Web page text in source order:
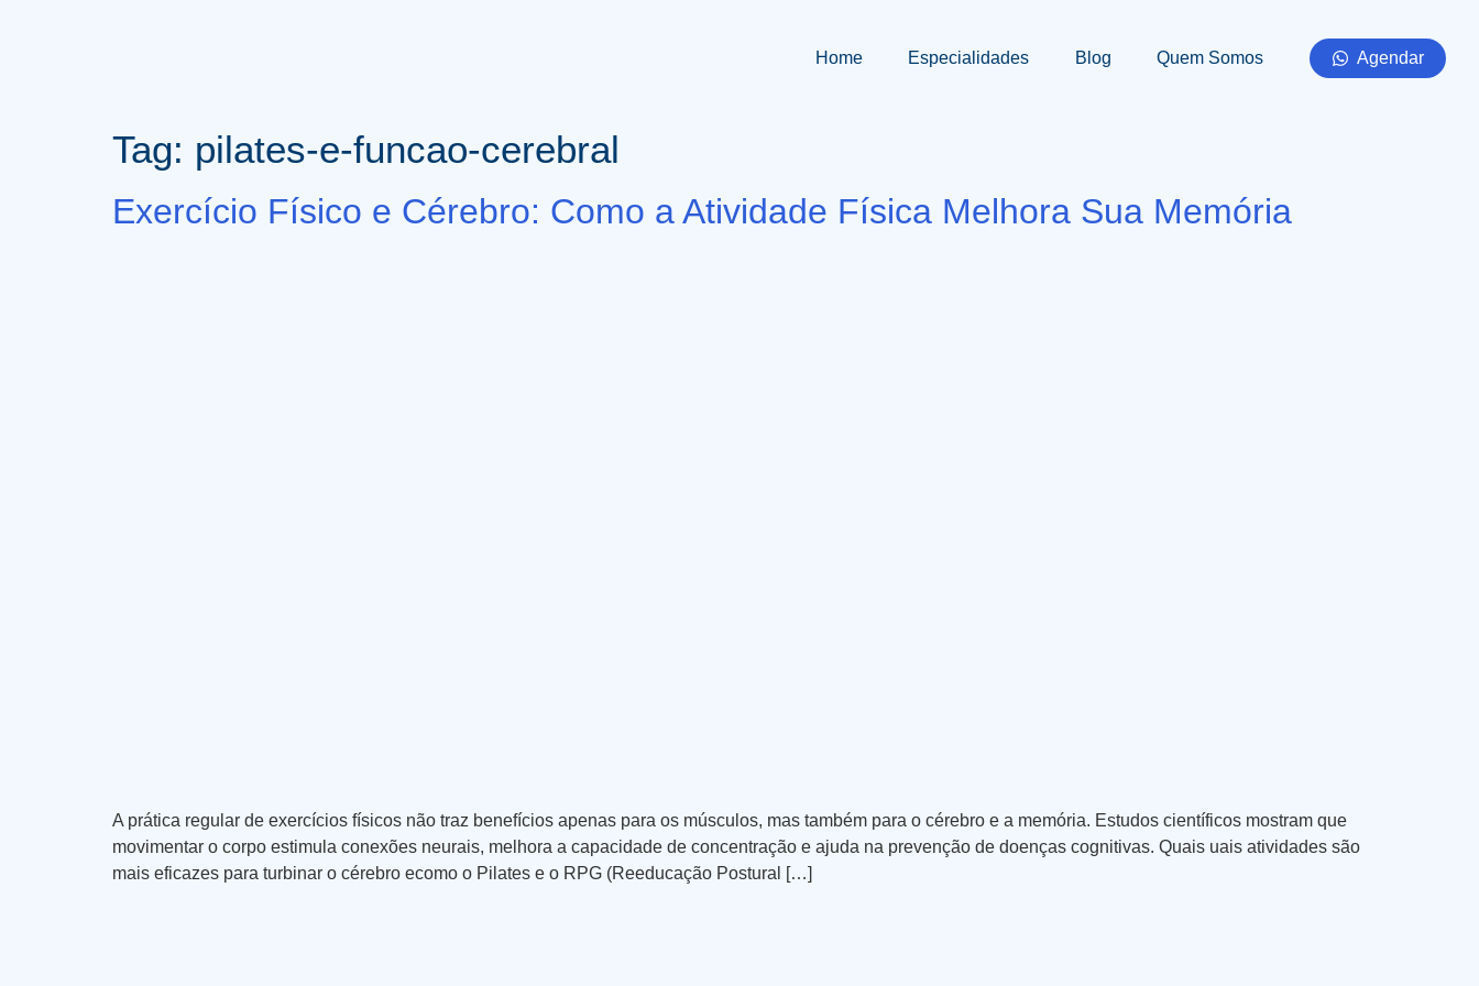
Home Especialidades Blog Quem Somos Agendar
Tag: pilates-e-funcao-cerebral
Exercício Físico e Cérebro: Como a Atividade Física Melhora Sua Memória
A prática regular de exercícios físicos não traz benefícios apenas para os músculos, mas também para o cérebro e a memória. Estudos científicos mostram que
movimentar o corpo estimula conexões neurais, melhora a capacidade de concentração e ajuda na prevenção de doenças cognitivas. Quais uais atividades são
mais eficazes para turbinar o cérebro ecomo o Pilates e o RPG (Reeducação Postural […]